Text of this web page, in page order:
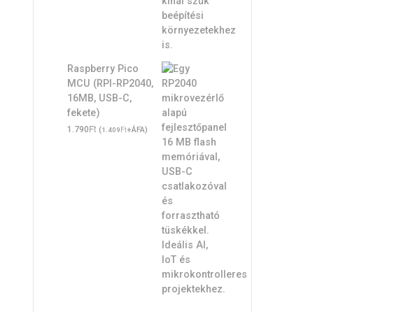
Raspberry Pico
MCU (RPI-RP2040,
16MB, USB-C,
fekete)
1.790Ft (1.409Ft+ÁFA)